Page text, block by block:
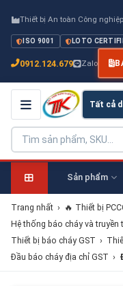
Thiết bị An toàn Công nghiệp
ISO 9001 LOTO
0912.124.679 Zalo
Sản phẩm
Trang nhất › 🔥 Thiết bị
Hệ thống báo cháy và truyền
Thiết bị báo cháy GST ›
Đầu báo cháy địa chỉ GST ›